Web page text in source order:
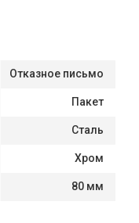
Отказное письмо
Пакет
Сталь
Хром
80 мм